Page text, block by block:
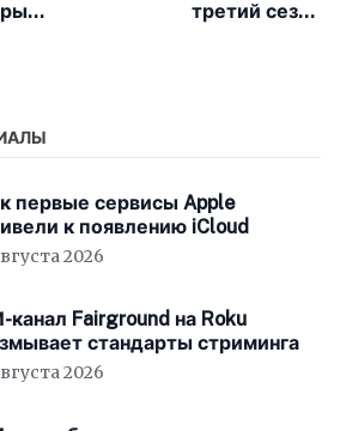
третий сезон
первые сервисы Apple
к появлению iCloud
2026
канал Fairground на Roku
стандарты стриминга
2026